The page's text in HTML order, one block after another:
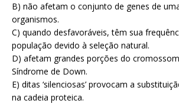
B) não afetam o conjunto de genes de
organismos.
C) quando desfavoráveis, têm sua
população devido à seleção natural.
D) afetam grandes porções do
Síndrome de Down.
E) ditas ‘silenciosas’ provocam a
na cadeia proteica.